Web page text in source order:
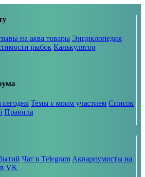
на аква товары Энциклопедия
рыбок Калькулятор
Темы с моим участием Список
Правила
Чат в Telegram Аквариумисты на
VK